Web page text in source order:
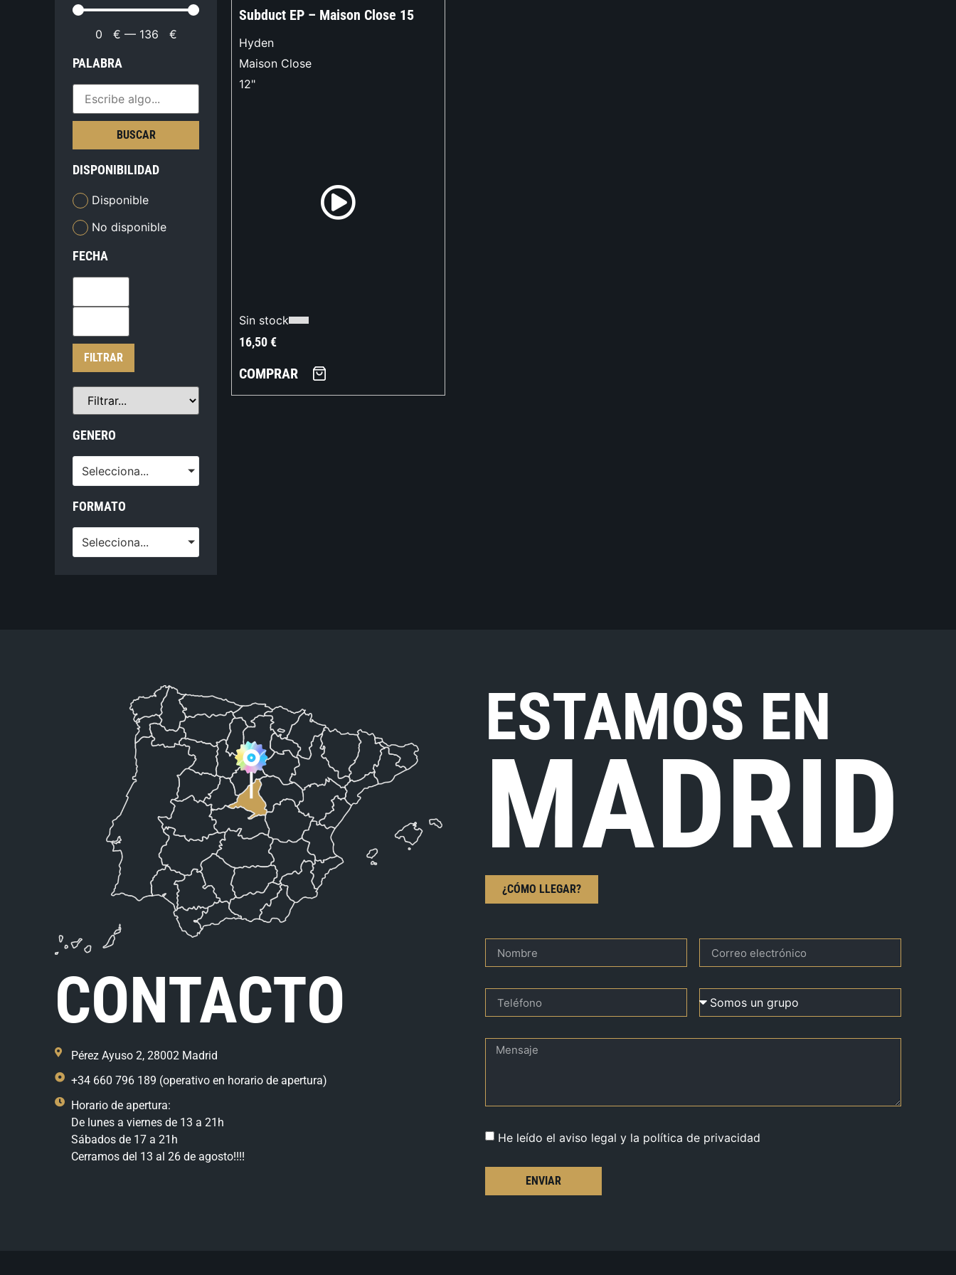
0 € — 136 €
PALABRA
BUSCAR
DISPONIBILIDAD
Disponible
No disponible
FECHA
FILTRAR
GENERO
Selecciona...
FORMATO
Selecciona...
Subduct EP – Maison Close 15
Hyden
Maison Close
12"
Sin stock
16,50€
COMPRAR
CONTACTO
Pérez Ayuso 2, 28002 Madrid
+34 660 796 189 (operativo en horario de apertura)
Horario de apertura:
De lunes a viernes de 13 a 21h
Sábados de 17 a 21h
Cerramos del 13 al 26 de agosto!!!!
ESTAMOS EN
MADRID
¿CÓMO LLEGAR?
He leído el aviso legal y la política de privacidad
ENVIAR